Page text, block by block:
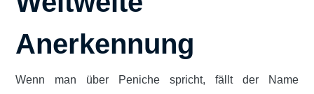
Anerkennung
Wenn man über Peniche spricht, fällt der Name